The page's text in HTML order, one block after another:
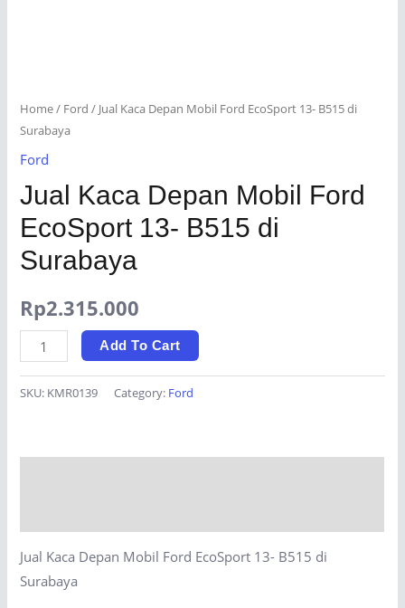
Home/ Ford / Jual Kaca Depan Mobil Ford EcoSport 13- B515 di
Surabaya
Ford
Jual Kaca Depan Mobil Ford
EcoSport 13- B515 di
Surabaya
Rp2.315.000
Jual
Kaca
Depan
di
Surabaya
quantity
Add To Cart
SKU: KMR0139 Category: Ford
Jual Kaca Depan Mobil Ford EcoSport 13- B515 di
Surabaya